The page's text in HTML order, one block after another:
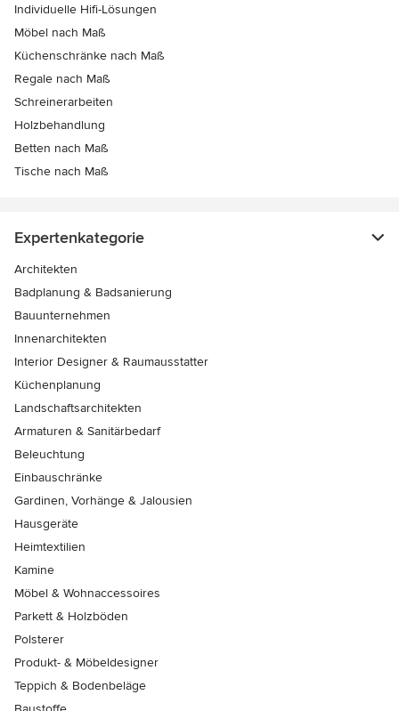
Individuelle Hifi-Lösungen
Möbel nach Maß
Küchenschränke nach Maß
Regale nach Maß
Schreinerarbeiten
Holzbehandlung
Betten nach Maß
Tische nach Maß
Expertenkategorie
Architekten
Badplanung & Badsanierung
Bauunternehmen
Innenarchitekten
Interior Designer & Raumausstatter
Küchenplanung
Landschaftsarchitekten
Armaturen & Sanitärbedarf
Beleuchtung
Einbauschränke
Gardinen, Vorhänge & Jalousien
Hausgeräte
Heimtextilien
Kamine
Möbel & Wohnaccessoires
Parkett & Holzböden
Polsterer
Produkt- & Möbeldesigner
Teppich & Bodenbeläge